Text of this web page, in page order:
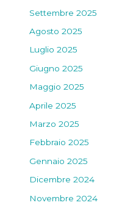
Settembre 2025
Agosto 2025
Luglio 2025
Giugno 2025
Maggio 2025
Aprile 2025
Marzo 2025
Febbraio 2025
Gennaio 2025
Dicembre 2024
Novembre 2024